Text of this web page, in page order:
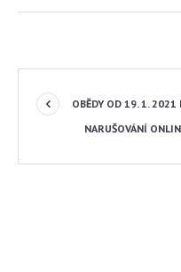
OBĚDY OD 19. 1.
NARUŠOVÁNÍ